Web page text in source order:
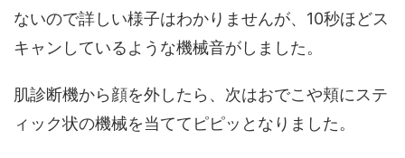
ないので詳しい様子はわかりませんが、10秒ほどス
キャンしているような機械音がしました。
肌診断機から顔を外したら、次はおでこや頬にステ
ィック状の機械を当ててピピッとなりました。